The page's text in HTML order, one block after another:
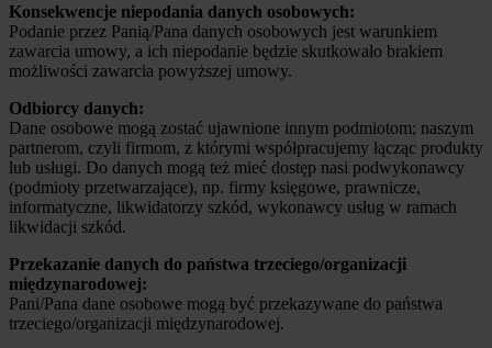
Konsekwencje niepodania danych osobowych:
Podanie przez Panią/Pana danych osobowych jest warunkiem
zawarcia umowy, a ich niepodanie będzie skutkowało brakiem
możliwości zawarcia powyższej umowy.
Odbiorcy danych:
Dane osobowe mogą zostać ujawnione innym podmiotom; naszym
partnerom, czyli firmom, z którymi współpracujemy łącząc produkty
lub usługi. Do danych mogą też mieć dostęp nasi podwykonawcy
(podmioty przetwarzające), np. firmy księgowe, prawnicze,
informatyczne, likwidatorzy szkód, wykonawcy usług w ramach
likwidacji szkód.
Przekazanie danych do państwa trzeciego/organizacji
międzynarodowej:
Pani/Pana dane osobowe mogą być przekazywane do państwa
trzeciego/organizacji międzynarodowej.